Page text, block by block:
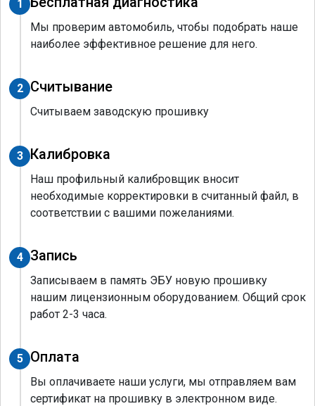
1
Мы проверим автомобиль, чтобы подобрать наше
наиболее эффективное решение для него.
2 Считывание
Считываем заводскую прошивку
3 Калибровка
Наш профильный калибровщик вносит
необходимые корректировки в считанный файл, в
соответствии с вашими пожеланиями.
4 Запись
Записываем в память ЭБУ новую прошивку
нашим лицензионным оборудованием. Общий срок
работ 2-3 часа.
5 Оплата
Вы оплачиваете наши услуги, мы отправляем вам
сертификат на прошивку в электронном виде.